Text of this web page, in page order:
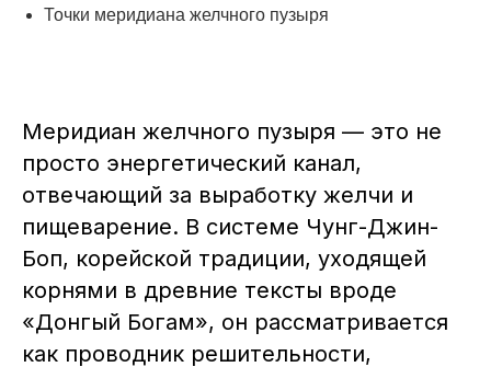
Точки меридиана желчного пузыря
Меридиан желчного пузыря — это не
просто энергетический канал,
отвечающий за выработку желчи и
пищеварение. В системе Чунг-Джин-
Боп, корейской традиции, уходящей
корнями в древние тексты вроде
«Донгый Богам», он рассматривается
как проводник решительности,